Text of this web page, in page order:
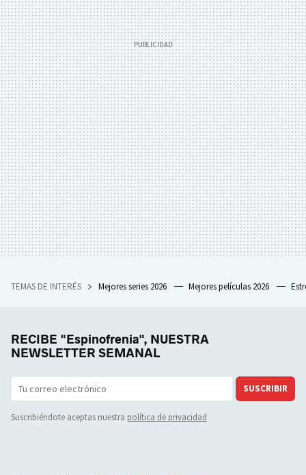
TEMAS DE INTERÉS Mejores series 2026 Mejores películas 2026
RECIBE "Espinofrenia", NUESTRA
NEWSLETTER SEMANAL
SUSCRIBIR
Suscribiéndote aceptas nuestra política de privacidad